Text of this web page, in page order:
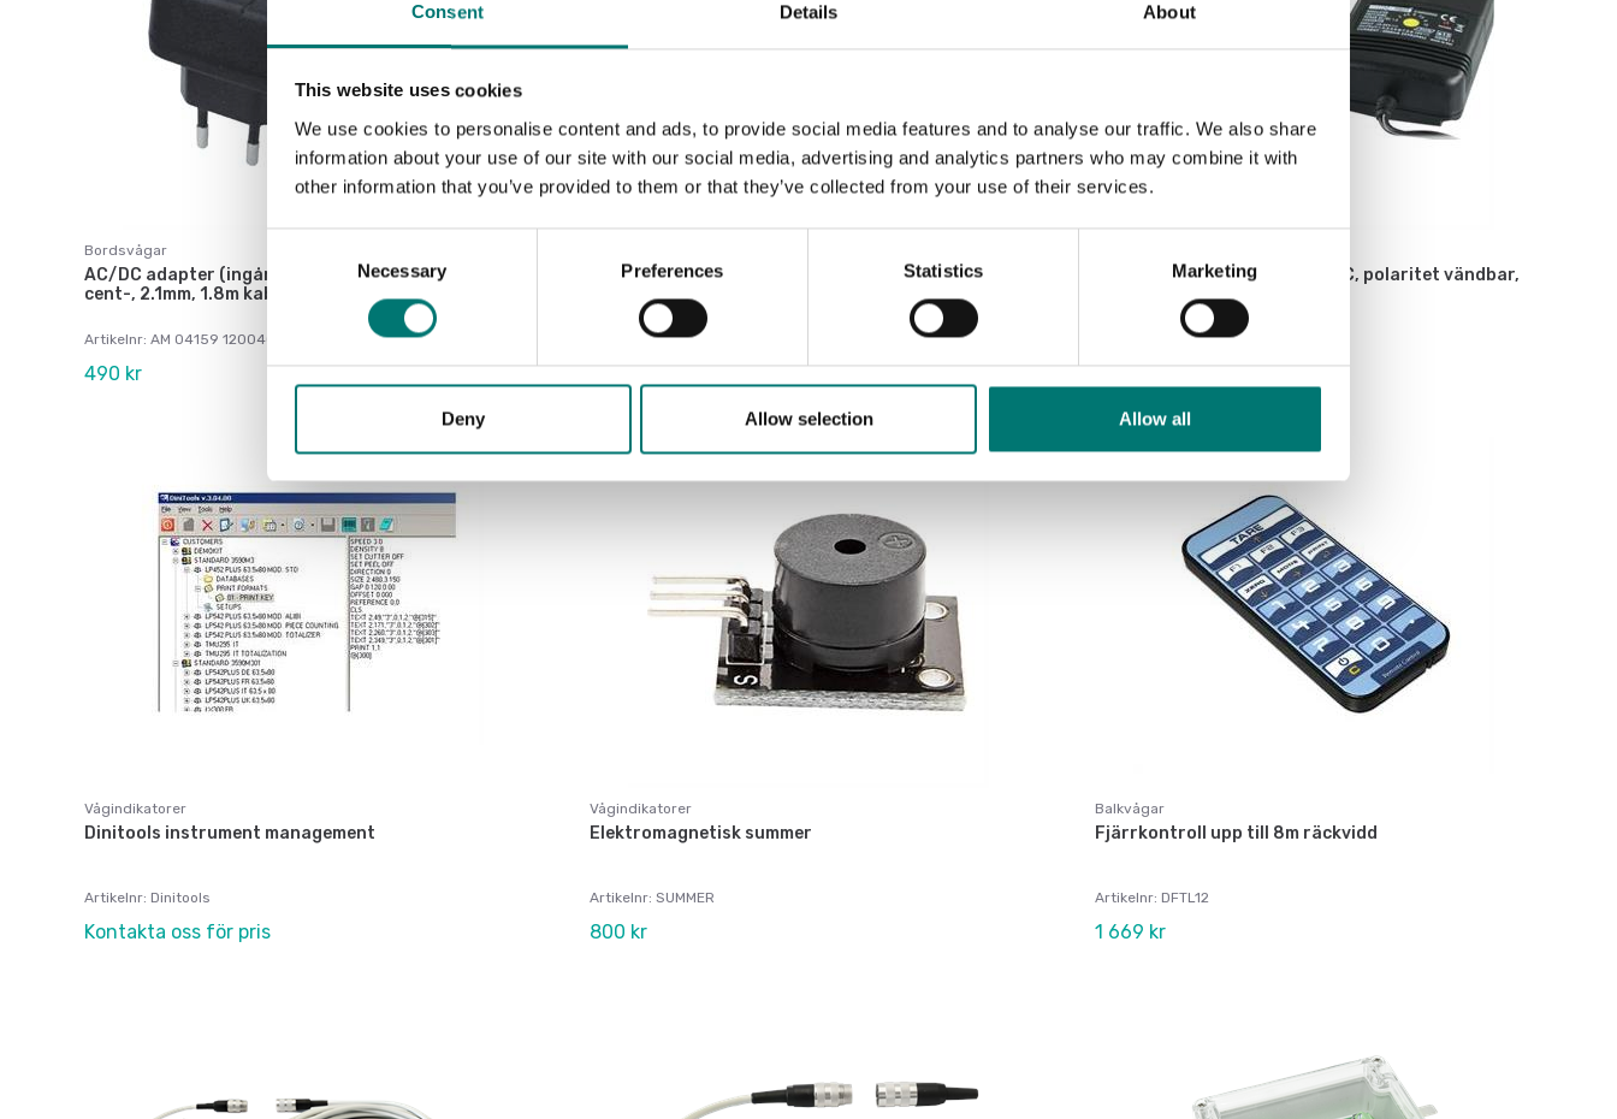
Consent Details About
This website uses cookies
We use cookies to personalise content and ads, to provide social media features and to analyse our traffic. We also share
information about your use of our site with our social media, advertising and analytics partners who may combine it with
other information that you’ve provided to them or that they’ve collected from your use of their services.
Selection
Necessary Preferences Statistics Marketing
Deny Allow selection Allow all
Bordsvågar
AC/DC adapter (ingår vid lev av ny våg) 12VDC,
cent-, 2.1mm, 1.8m kabel
Artikelnr: AM 04159 120040-1
490 kr
AC/DC adapter 13,2 VDC för utomhus. Med bracket
Artikelnr: 2122-13,2V
1 090 kr
Billaddare universal 1,5-12VDC, polaritet vändbar,
7 sekundärkontakter.
Artikelnr: CARS2000
490 kr
Vågindikatorer
Dinitools instrument management
Artikelnr: Dinitools
Kontakta oss för pris
Vågindikatorer
Elektromagnetisk summer
Artikelnr: SUMMER
800 kr
Balkvågar
Fjärrkontroll upp till 8m räckvidd
Artikelnr: DFTL12
1 669 kr